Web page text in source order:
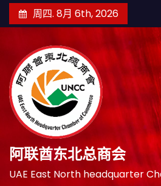
至
周四. 8月 6th, 2026
阿联酋东北总商会
UAE East North headquarter